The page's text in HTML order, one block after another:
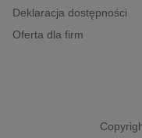
Deklaracja dostępności
Oferta dla firm